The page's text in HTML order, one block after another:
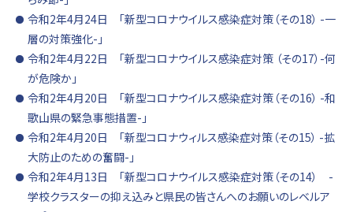
令和2年4月24日 「新型コロナウイルス感染症対策（その18） -一
層の対策強化-」
令和2年4月22日 「新型コロナウイルス感染症対策 （その17）-何
が危険か」
令和2年4月20日 「新型コロナウイルス感染症対策（その16） -和
歌山県の緊急事態措置-」
令和2年4月20日 「新型コロナウィルス感染症対策（その15） -拡
大防止のための奮闘-」
令和2年4月13日 「新型コロナウイルス感染症対策（その14） -
学校クラスターの抑え込みと県民の皆さんへのお願いのレベルア